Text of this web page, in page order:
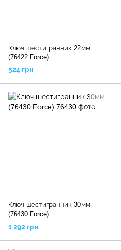
Ключ шестигранник 22мм
(76422 Force)
524 грн
Ключ шестигранник 30мм
(76430 Force)
1 292 грн